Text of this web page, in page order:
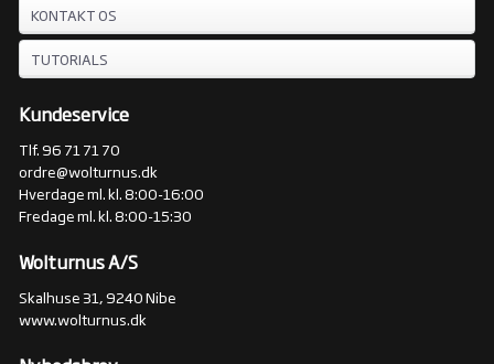
KONTAKT OS
TUTORIALS
Kundeservice
Tlf. 96 71 71 70
ordre@wolturnus.dk
Hverdage ml. kl. 8:00-16:00
Fredage ml. kl. 8:00-15:30
Wolturnus A/S
Skalhuse 31, 9240 Nibe
www.wolturnus.dk